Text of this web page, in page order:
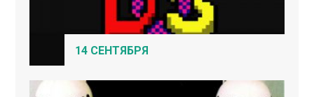
14 СЕНТЯБРЯ